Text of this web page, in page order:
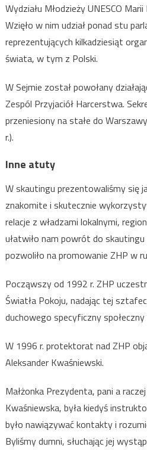
Wydziału Młodzieży UNESCO
Wzięło w nim udział ponad stu
reprezentujących kilkadziesiąt
świata, w tym z Polski.
W Sejmie został powołany
Zespól Przyjaciół Harcerstwa.
przeniesiony na stałe do
r.).
Inne atuty
W skautingu prezentowaliśmy się
znakomite i skutecznie
relacje z władzami lokalnymi,
ułatwiło nam powrót do skautingu
pozwoliło na promowanie ZHP w
Począwszy od 1992 r. ZHP
Światła Pokoju, nadając tej
duchowego specyficzny
W 1996 r. protektorat nad ZHP
Aleksander Kwaśniewski.
Małżonka Prezydenta, pani a
Kwaśniewska, była kiedyś
było nawiązywać kontakty i
Byliśmy dumni, słuchając jej